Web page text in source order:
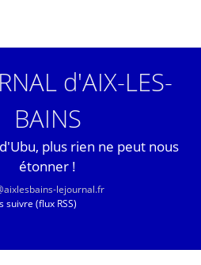
d'AIX-LES-
BAINS
plus rien ne peut nous
étonner !
lejournal.fr
suivre (flux RSS)